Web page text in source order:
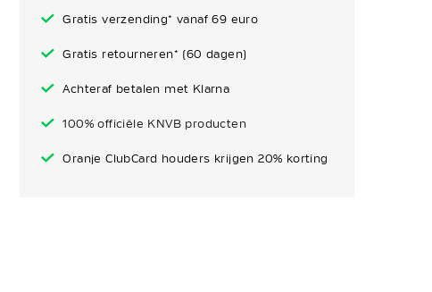
Gratis verzending* vanaf 69 euro
Gratis retourneren* (60 dagen)
Achteraf betalen met Klarna
100% officiële KNVB producten
Oranje ClubCard houders krijgen 20% korting